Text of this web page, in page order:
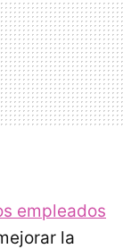
empleados
la